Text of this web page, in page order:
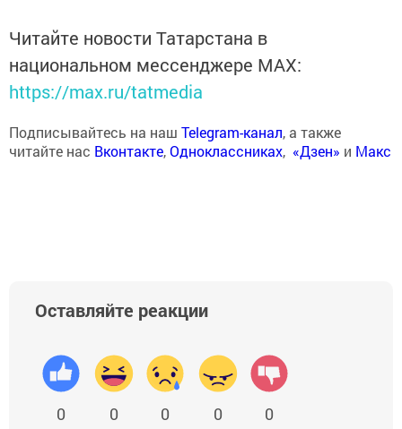
Читайте новости Татарстана в
национальном мессенджере MАХ:
https://max.ru/tatmedia
Подписывайтесь на наш Telegram-канал, а также
читайте нас Вконтакте,Одноклассниках, «Дзен» и Макс
Оставляйте реакции
0 0 0 0 0